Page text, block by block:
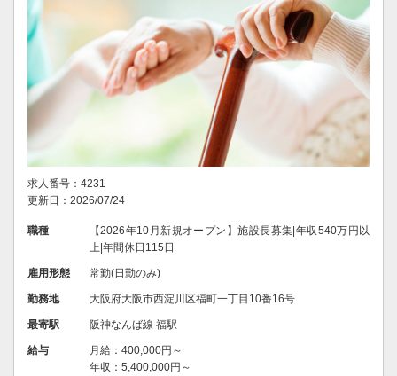
求人番号：4231
更新日：2026/07/24
職種
【2026年10月新規オープン】施設長募集|年収540万円以
上|年間休日115日
雇用形態 常勤(日勤のみ)
勤務地 大阪府大阪市西淀川区福町一丁目10番16号
最寄駅 阪神なんば線 福駅
給与
月給：400,000円～
年収：5,400,000円～